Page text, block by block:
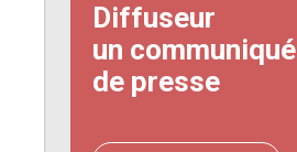
Diffuseur
un communiqué
de presse